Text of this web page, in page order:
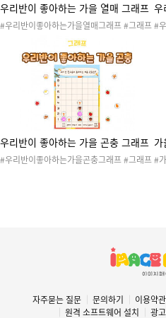
우리반이 좋아하는 가을 열매 그래프
#우리반이좋아하는가을열매그래프 #그래프
#표 #그래프도안 #표도안 #투표 #가을활동
#가을열매 #가을곤충 #가을꽃 #가을동물 #
가을활동 #가을그래프 #가을환경구성
우
#
우리반이 좋아하는 가을 곤충 그래프
#우리반이좋아하는가을곤충그래프 #그래프#
자주묻는 질문 문의하기 이용약관
원격 소프트웨어 설치
광